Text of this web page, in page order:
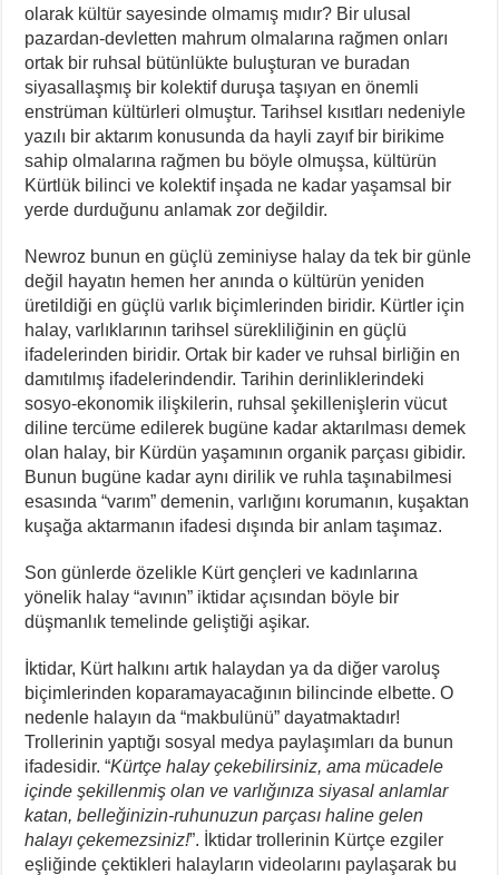
olarak kültür sayesinde olmamış mıdır? Bir ulusal
pazardan-devletten mahrum olmalarına rağmen onları
ortak bir ruhsal bütünlükte buluşturan ve buradan
siyasallaşmış bir kolektif duruşa taşıyan en önemli
enstrüman kültürleri olmuştur. Tarihsel kısıtları nedeniyle
yazılı bir aktarım konusunda da hayli zayıf bir birikime
sahip olmalarına rağmen bu böyle olmuşsa, kültürün
Kürtlük bilinci ve kolektif inşada ne kadar yaşamsal bir
yerde durduğunu anlamak zor değildir.
Newroz bunun en güçlü zeminiyse halay da tek bir günle
değil hayatın hemen her anında o kültürün yeniden
üretildiği en güçlü varlık biçimlerinden biridir. Kürtler için
halay, varlıklarının tarihsel sürekliliğinin en güçlü
ifadelerinden biridir. Ortak bir kader ve ruhsal birliğin en
damıtılmış ifadelerindendir. Tarihin derinliklerindeki
sosyo-ekonomik ilişkilerin, ruhsal şekillenişlerin vücut
diline tercüme edilerek bugüne kadar aktarılması demek
olan halay, bir Kürdün yaşamının organik parçası gibidir.
Bunun bugüne kadar aynı dirilik ve ruhla taşınabilmesi
esasında “varım” demenin, varlığını korumanın, kuşaktan
kuşağa aktarmanın ifadesi dışında bir anlam taşımaz.
Son günlerde özelikle Kürt gençleri ve kadınlarına
yönelik halay “avının” iktidar açısından böyle bir
düşmanlık temelinde geliştiği aşikar.
İktidar, Kürt halkını artık halaydan ya da diğer varoluş
biçimlerinden koparamayacağının bilincinde elbette. O
nedenle halayın da “makbulünü” dayatmaktadır!
Trollerinin yaptığı sosyal medya paylaşımları da bunun
ifadesidir. “Kürtçe halay çekebilirsiniz, ama mücadele
içinde şekillenmiş olan ve varlığınıza siyasal anlamlar
katan, belleğinizin-ruhunuzun parçası haline gelen
halayı çekemezsiniz!”. İktidar trollerinin Kürtçe ezgiler
eşliğinde çektikleri halayların videolarını paylaşarak bu